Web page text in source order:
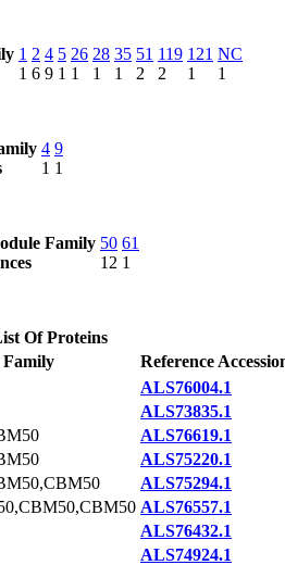
1
1
2
6
4
9
5
1
26
1
28
1
35
1
51
2
119
2
121
1
NC
1
4
1
9
1
Family 50
12
61
1
Of Proteins
Family
Reference
ALS76004.1
ALS73835.1
ALS76619.1
ALS75220.1
ALS75294.1
ALS76557.1
ALS76432.1
ALS74924.1